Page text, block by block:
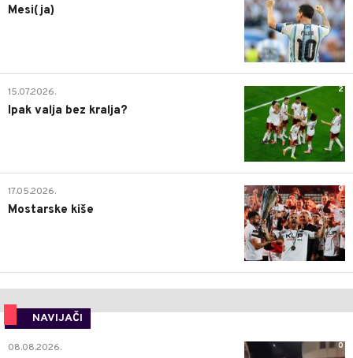
Mesi(ja)
2
15.07.2026.
Ipak valja bez kralja?
0
17.05.2026.
Mostarske kiše
NAVIJAČI
0
08.08.2026.